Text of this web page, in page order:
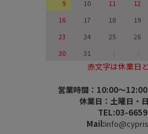
9
10 11 12
16
17 18 19
23
24 25 26
30
31
赤文字は休業日
営業時間：10:00～
休業日：土曜日・
TEL:03-
Mail: